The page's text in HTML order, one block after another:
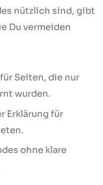
nützlich sind, gibt
Du vermeiden
Seiten, die nur
wurden.
Erklärung für
ohne klare